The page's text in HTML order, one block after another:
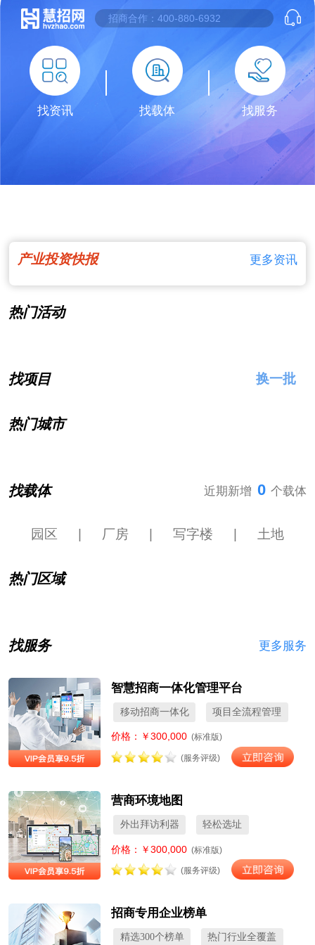
找资讯 找载体 找服务
产业投资快报 更多资讯
热门活动
找项目 换一批
热门城市
找载体 近期新增 0 个载体
园区 厂房 写字楼 土地
热门区域
找服务 更多服务
智慧招商一体化管理平台
移动招商一体化 项目全流程管理
价格：￥300,000 (标准版)
(服务评级)
营商环境地图
外出拜访利器 轻松选址
价格：￥300,000 (标准版)
(服务评级)
招商专用企业榜单
精选300个榜单 热门行业全覆盖